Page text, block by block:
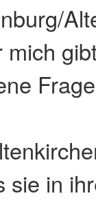
sie in